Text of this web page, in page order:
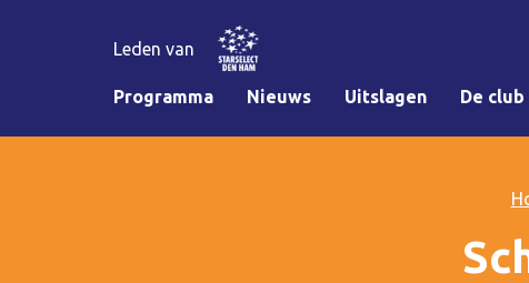
Leden van
Programma Nieuws Uitslagen De club